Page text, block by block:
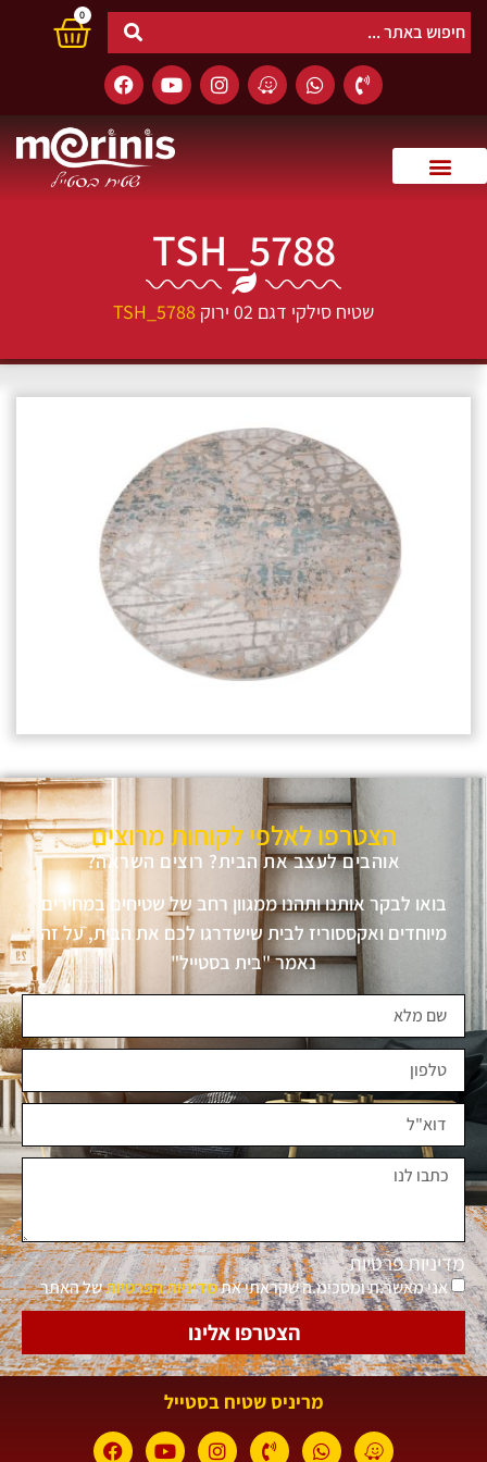
0
TSH_5788
שטיח סילקי דגם 02 ירוק TSH_5788
הצטרפו לאלפי לקוחות מרוצים
אוהבים לעצב את הבית? רוצים השראה?
בואו לבקר אותנו ותהנו ממגוון רחב של שטיחים במחירים
מיוחדים ואקססוריז לבית שישדרגו לכם את הבית, על זה
נאמר "בית בסטייל"
מדיניות פרטיות
אני מאשר.ת ומסכימ.ה שקראתי אתמדיניות הפרטיותשל האתר
הצטרפו אלינו
מריניס שטיח בסטייל